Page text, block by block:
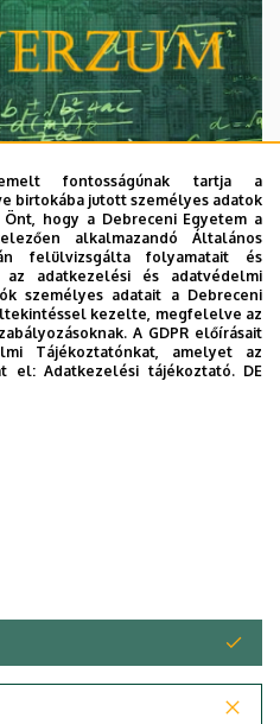
Egyetem
fontosságúnak tartja a
birtokába jutott személyes adatok
hogy a Debreceni Egyetem a
alkalmazandó Általános
felülvizsgálta folyamatait és
adatkezelési és adatvédelmi
személyes adatait a Debreceni
kezelte, megfelelve az
A GDPR előírásait
Tájékoztatónkat, amelyet az
el:Adatkezelési tájékoztató. DE